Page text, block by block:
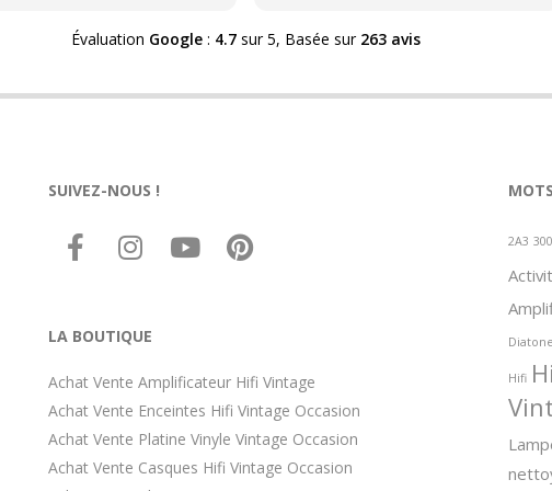
matériel rétro-. Problèmes de
énormément à votre matériel
ce à coût forfaitaire cpt tenu de la
valeur "économique" des articles
Évaluation Google: 4.7sur 5, Basée sur 263 avis
SUIVEZ-NOUS !
LA BOUTIQUE
Achat Vente Amplificateur Hifi Vintage
Achat Vente Enceintes Hifi Vintage Occasion
Achat Vente Platine Vinyle Vintage Occasion
Achat Vente Casques Hifi Vintage Occasion
2A3
Diatone
Hifi